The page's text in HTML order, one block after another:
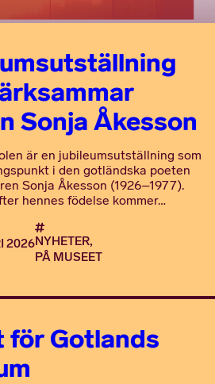
Sonja Åkesson
är en jubileumsutställning som
i den gotländska poeten
Sonja Åkesson (1926–1977).
hennes födelse kommer…
2026NYHETER,
PÅ MUSEET
för Gotlands